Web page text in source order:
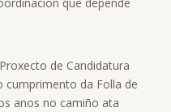
que depende
de Candidatura
cumprimento da Folla de
anos no camiño ata